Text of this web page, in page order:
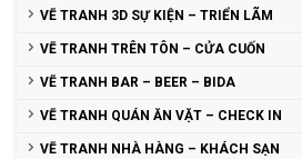
VẼ TRANH 3D SỰ KIỆN – TRIỂN LÃM
VẼ TRANH TRÊN TÔN – CỬA CUỐN
VẼ TRANH BAR – BEER – BIDA
VẼ TRANH QUÁN ĂN VẶT – CHECK IN
VẼ TRANH NHÀ HÀNG – KHÁCH SẠN